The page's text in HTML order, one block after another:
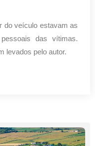
do veículo estavam as
das vítimas.
levados pelo autor.